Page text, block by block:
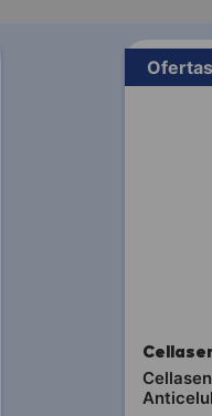
Ofertas